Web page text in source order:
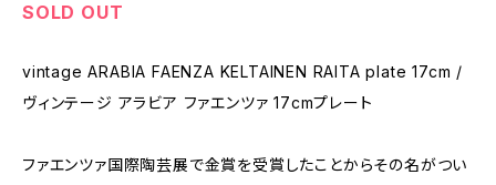
SOLD OUT
vintage ARABIA FAENZA KELTAINEN RAITA plate 17cm /
ヴィンテージ アラビア ファエンツァ 17cmプレート
ファエンツァ国際陶芸展で金賞を受賞したことからその名がつい